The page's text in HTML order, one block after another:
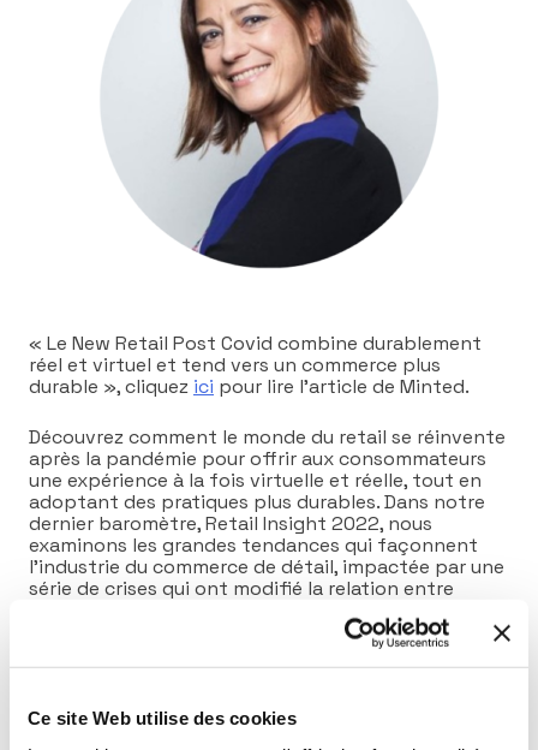
Ce site Web utilise des cookies
« Le New Retail Post Covid combine durablement
réel et virtuel et tend vers un commerce plus
durable », cliquez ici pour lire l’article de Minted.
Découvrez comment le monde du retail se réinvente
après la pandémie pour offrir aux consommateurs
une expérience à la fois virtuelle et réelle, tout en
adoptant des pratiques plus durables. Dans notre
dernier baromètre, Retail Insight 2022, nous
examinons les grandes tendances qui façonnent
l’industrie du commerce de détail, impactée par une
série de crises qui ont modifié la relation entre